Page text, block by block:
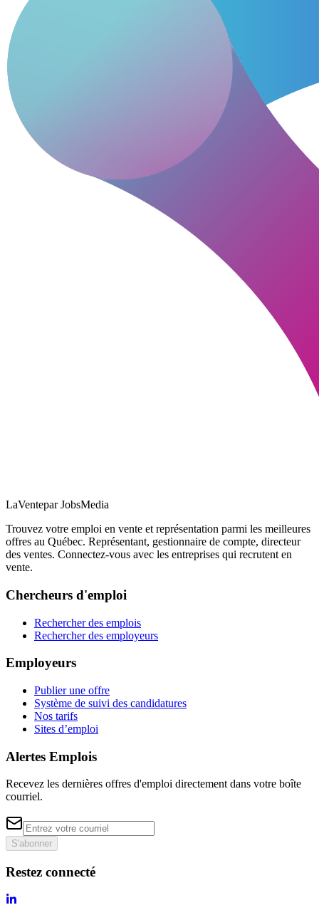
LaVentepar JobsMedia
Trouvez votre emploi en vente et représentation parmi les meilleures
offres au Québec. Représentant, gestionnaire de compte, directeur
des ventes. Connectez-vous avec les entreprises qui recrutent en
vente.
Chercheurs d'emploi
Rechercher des emplois
Rechercher des employeurs
Employeurs
Publier une offre
Système de suivi des candidatures
Nos tarifs
Sites d’emploi
Alertes Emplois
Recevez les dernières offres d'emploi directement dans votre boîte
courriel.
S'abonner
Restez connecté